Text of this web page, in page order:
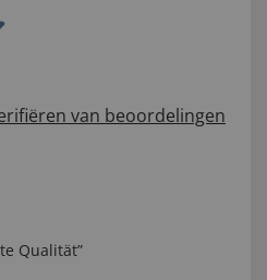
van beoordelingen
Qualität”